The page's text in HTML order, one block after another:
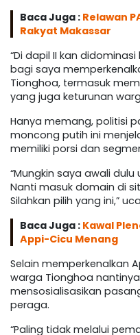
Baca Juga : Relawan
Rakyat Makassar
“Di dapil II kan
bagi saya
Tionghoa, termasuk
yang juga keturunan
Hanya memang, politisi
moncong putih ini
memiliki porsi dan
“Mungkin saya awali
Nanti masuk domain di
Silahkan pilih yang ini,”
Baca Juga : Kawal
Appi-Cicu Menang
Selain memperkenalkan
warga Tionghoa
mensosialisasikan
peraga.
“Paling tidak melalui